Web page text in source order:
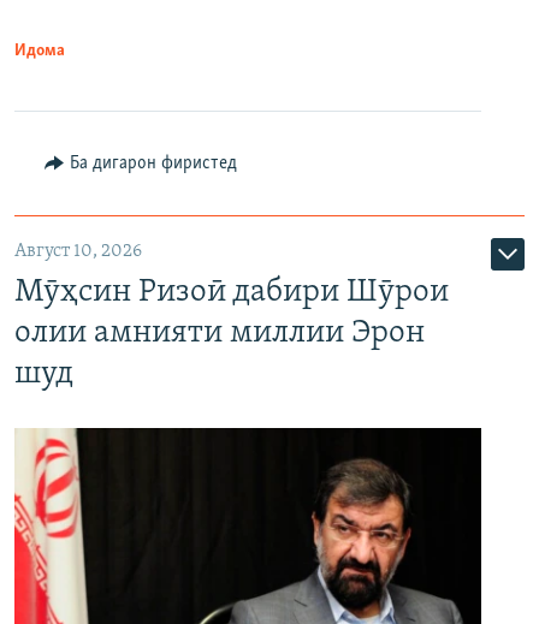
Идома
Ба дигарон фиристед
Август 10, 2026
Мӯҳсин Ризоӣ дабири Шӯрои
олии амнияти миллии Эрон
шуд